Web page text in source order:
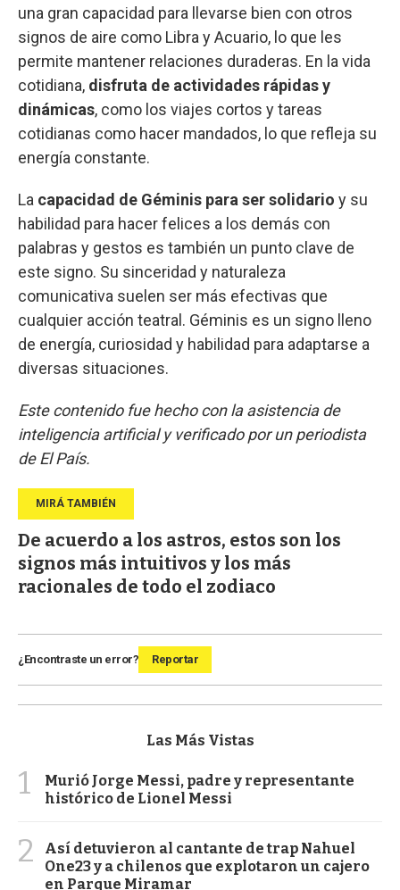
una gran capacidad para llevarse bien con otros
signos de aire como Libra y Acuario, lo que les
permite mantener relaciones duraderas. En la vida
cotidiana, disfruta de actividades rápidas y
dinámicas, como los viajes cortos y tareas
cotidianas como hacer mandados, lo que refleja su
energía constante.
La capacidad de Géminis para ser solidario y su
habilidad para hacer felices a los demás con
palabras y gestos es también un punto clave de
este signo. Su sinceridad y naturaleza
comunicativa suelen ser más efectivas que
cualquier acción teatral. Géminis es un signo lleno
de energía, curiosidad y habilidad para adaptarse a
diversas situaciones.
Este contenido fue hecho con la asistencia de
inteligencia artificial y verificado por un periodista
de El País.
De acuerdo a los astros, estos son los
signos más intuitivos y los más
racionales de todo el zodiaco
¿Encontraste un error? Reportar
Las Más Vistas
1
Murió Jorge Messi, padre y representante
histórico de Lionel Messi
2
Así detuvieron al cantante de trap Nahuel
One23 y a chilenos que explotaron un cajero
en Parque Miramar